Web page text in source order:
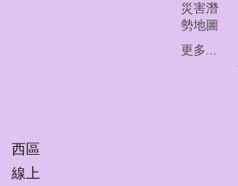
員
災害潛
勢地圖
更多...
西區
線上